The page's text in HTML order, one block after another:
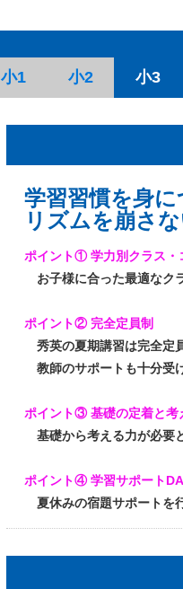
小1 小2 小3
学習習慣を身
リズムを崩さな
ポイント① 学力別クラス・
お子様に合った最適なク
ポイント② 完全定員制
秀英の夏期講習は完全定
教師のサポートも十分受
ポイント③ 基礎の定着と考
基礎から考える力が必要
ポイント④ 学習サポート
夏休みの宿題サポートを